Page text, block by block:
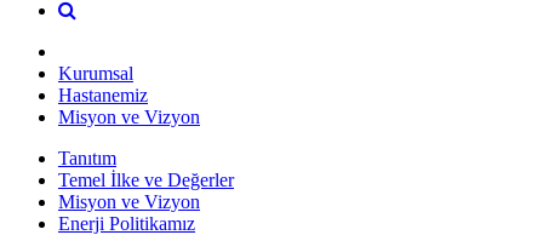
Kurumsal
Hastanemiz
Misyon ve Vizyon
Tanıtım
Temel İlke ve Değerler
Misyon ve Vizyon
Enerji Politikamız